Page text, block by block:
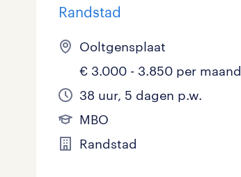
Randstad
Ooltgensplaat
€ 3.000 - 3.850 per maand
38 uur, 5 dagen p.w.
MBO
Randstad